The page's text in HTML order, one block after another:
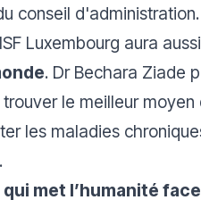
conseil d'administration.
Luxembourg aura
. Dr Bechara Ziade
le meilleur moyen
les maladies
met l’humanité